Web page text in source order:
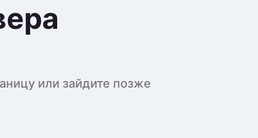
или зайдите позже